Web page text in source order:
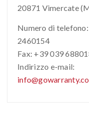
20871 Vimercate
Numero di
2460154
Fax: +39 039
Indirizzo e-mail: